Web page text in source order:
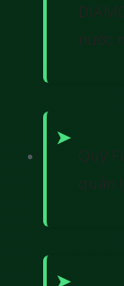
nước
Quỹ
quản